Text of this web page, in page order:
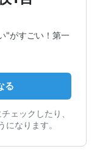
"がすごい！第一
る
ェックしたり、
なります。